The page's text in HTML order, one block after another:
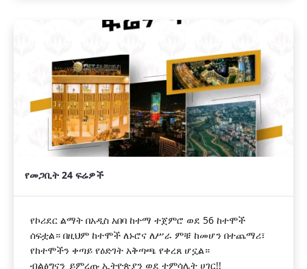
የመጋቢት 24 ፍሬዎች
የኮሪደር ልማት በአዲስ አበባ ከተማ ተጀምሮ ወደ 56 ከተሞች
ሰፍቷል። በዚህም ከተሞች ለኑሮና ለሥራ ምቹ ከመሆን በተጨማሪ፣
የከተሞችን ቀጣይ የዕድገት አቅጣጫ የቀረጸ ሆኗል።
ብልፅግናን_ይምረጡ ኢትዮጵያን ወደ ተምሳሌት ሀገር!!